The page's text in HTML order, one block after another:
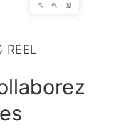
RÉEL